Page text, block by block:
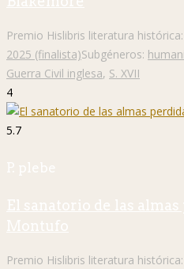
Premio Hislibris literatura histórica:
2025 (finalista)Subgéneros:
Guerra Civil inglesa, S. XVII
4
5.7
P. plebe
El sanatorio de las
Montufo
Premio Hislibris literatura histórica: